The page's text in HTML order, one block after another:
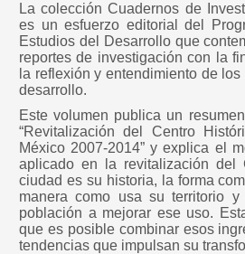
La colección Cuadernos de
es un esfuerzo editorial del
Estudios del Desarrollo que
reportes de investigación con la
la reflexión y entendimiento de los
desarrollo.
Este volumen publica un
“Revitalización del Centro
México 2007-2014” y explica el
aplicado en la revitalización del
ciudad es su historia, la forma
manera como usa su territorio
población a mejorar ese uso.
que es posible combinar esos
tendencias que impulsan su